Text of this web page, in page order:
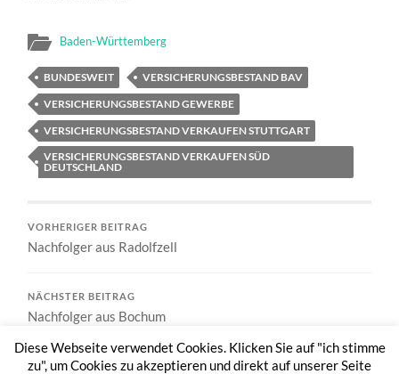
Baden-Württemberg
BUNDESWEIT
VERSICHERUNGSBESTAND BAV
VERSICHERUNGSBESTAND GEWERBE
VERSICHERUNGSBESTAND VERKAUFEN STUTTGART
VERSICHERUNGSBESTAND VERKAUFEN SÜD
DEUTSCHLAND
VORHERIGER BEITRAG
Nachfolger aus Radolfzell
NÄCHSTER BEITRAG
Nachfolger aus Bochum
Diese Webseite verwendet Cookies. Klicken Sie auf "ich stimme
zu", um Cookies zu akzeptieren und direkt auf unserer Seite